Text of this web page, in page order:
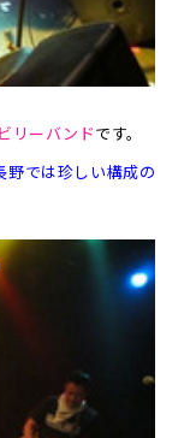
リーバンド です。
野では珍しい構成の